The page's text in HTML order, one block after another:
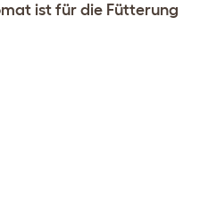
ist für die Fütterung